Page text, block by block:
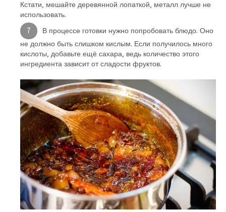
Кстати, мешайте деревянной лопаткой, металл лучше не
использовать.
В процессе готовки нужно попробовать блюдо. Оно
не должно быть слишком кислым. Если получилось много
кислоты, добавьте ещё сахара, ведь количество этого
ингредиента зависит от сладости фруктов.